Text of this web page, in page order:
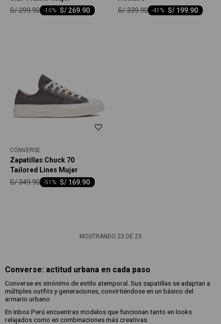
S/ 269.90
-10
S/299.90
S/ 199.90
-41
S/339.90
CONVERSE
Zapatillas Chuck 70
Tailored Lines Mujer
S/ 169.90
-51
S/349.90
MOSTRANDO 23 DE 23
Converse: actitud urbana en cada paso
Converse es sinónimo de estilo atemporal. Sus zapatillas se adaptan a
múltiples outfits y generaciones, convirtiéndose en un básico del
armario urbano.
En Inbox Perú encuentras modelos que funcionan tanto en looks
relajados como en combinaciones más creativas.